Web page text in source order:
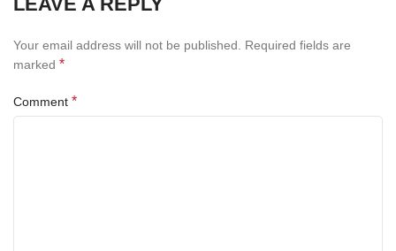
Your email address will not be published.
Required fields are
marked *
Comment *